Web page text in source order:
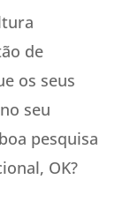
de
os seus
seu
pesquisa
OK?